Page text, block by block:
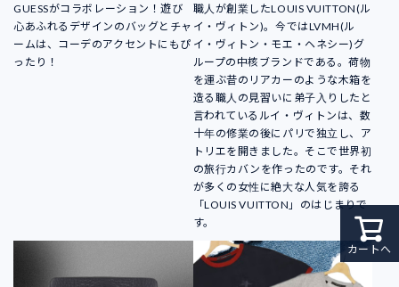
GUESSがコラボレーション！遊び
心あふれるデザインのバッグとチャ
ームは、コーデのアクセントにもぴ
ったり！
職人が創業したLOUIS VUITTON(ル
イ・ヴィトン)。今ではLVMH(ル
イ・ヴィトン・モエ・ヘネシー)グ
ループの中核ブランドである。荷物
を運ぶ昔のリアカーのような木箱を
造る職人の見習いに弟子入りしたと
言われているルイ・ヴィトンは、数
十年の修業の後にパリで独立し、ア
トリエを開きました。そこで世界初
の旅行カバンを作ったのです。それ
が多くの女性に絶大な人気を誇る
「LOUIS VUITTON」のはじまりで
す。
カートへ